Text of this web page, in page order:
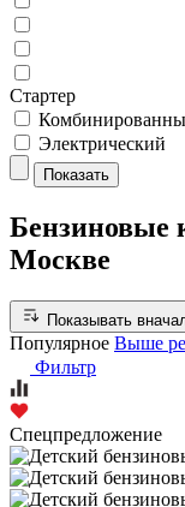
Стартер
Электрический
Показать
Бензиновые
Москве
Показывать
Популярное Выше
Фильтр
Спецпредложение